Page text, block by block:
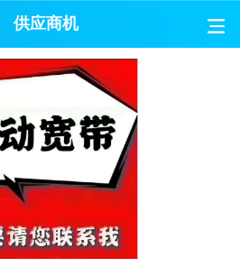
供应商机